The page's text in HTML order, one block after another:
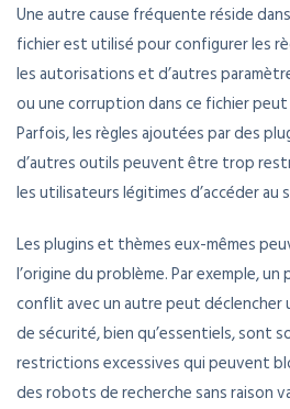
Une autre cause fréquente réside
fichier est utilisé pour configurer les
les autorisations et d’autres
ou une corruption dans ce fichier
Parfois, les règles ajoutées par des
d’autres outils peuvent être trop
les utilisateurs légitimes d’accéder au
Les plugins et thèmes eux-mêmes
l’origine du problème. Par exemple, un
conflit avec un autre peut déclencher
de sécurité, bien qu’essentiels, sont
restrictions excessives qui peuvent
des robots de recherche sans raison